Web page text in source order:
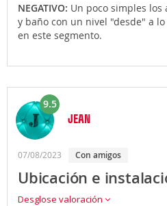
NEGATIVO: Un poco simples
y baño con un nivel "desde" a
en este segmento.
9.5
JEAN
07/08/2023 con amigos
Ubicación e
Desglose valoración